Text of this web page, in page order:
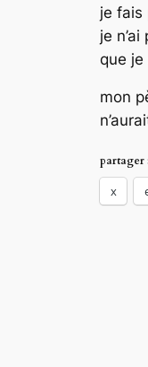
je fais
je
que je
mon
partager
x